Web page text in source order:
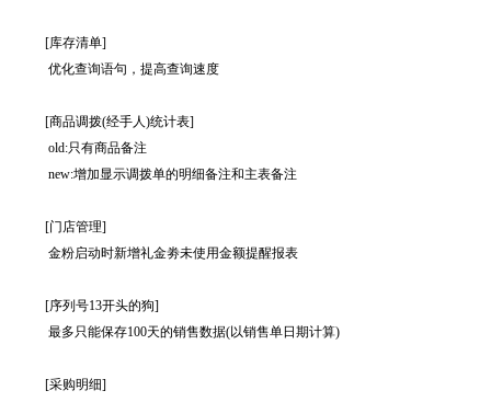
[库存清单]
优化查询语句，提高查询速度
[商品调拨(经手人)统计表]
old:只有商品备注
new:增加显示调拨单的明细备注和主表备注
[门店管理]
金粉启动时新增礼金劵未使用金额提醒报表
[序列号13开头的狗]
最多只能保存100天的销售数据(以销售单日期计算)
[采购明细]